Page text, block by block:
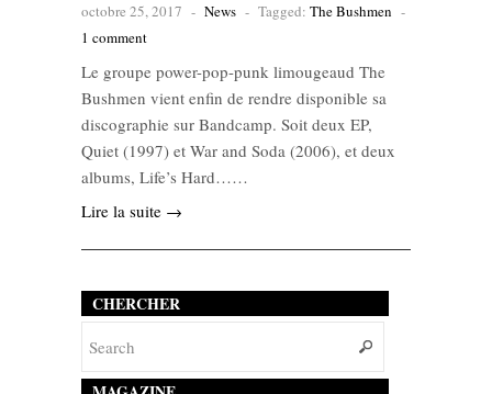
octobre 25, 2017 - News - Tagged: The Bushmen -
1 comment
Le groupe power-pop-punk limougeaud The
Bushmen vient enfin de rendre disponible sa
discographie sur Bandcamp. Soit deux EP,
Quiet (1997) et War and Soda (2006), et deux
albums, Life’s Hard……
Lire la suite →
CHERCHER